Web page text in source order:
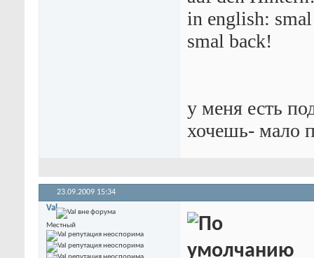
in english:
smal back!
у меня есть
хочешь- мало
23.09.2009 15:34
Val
Местный